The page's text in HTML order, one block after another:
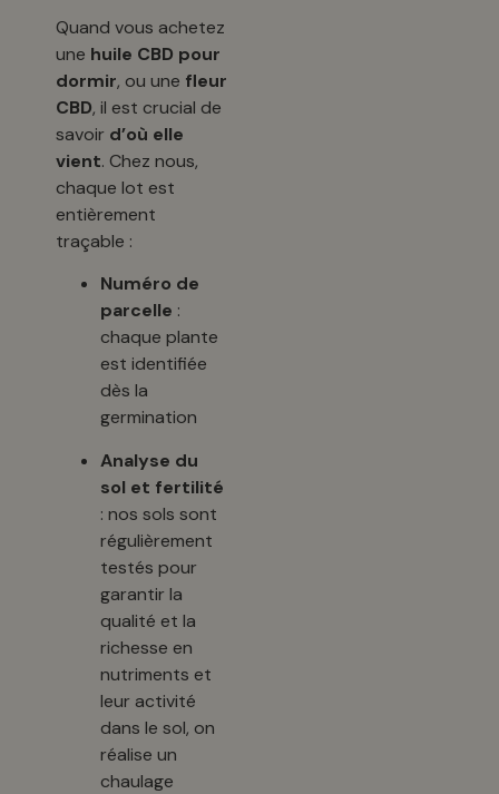
Quand vous achetez
une huile CBD pour
dormir, ou une fleur
CBD, il est crucial de
savoir d’où elle
vient. Chez nous,
chaque lot est
entièrement
traçable :
Numéro de
parcelle :
chaque plante
est identifiée
dès la
germination
Analyse du
sol et fertilité
: nos sols sont
régulièrement
testés pour
garantir la
qualité et la
richesse en
nutriments et
leur activité
dans le sol, on
réalise un
chaulage